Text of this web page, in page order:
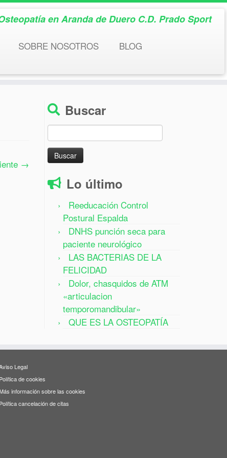
en Aranda de Duero C.D. Prado Sport
SOBRE NOSOTROS
BLOG
→
Buscar
Lo último
Reeducación Control
Postural Espalda
DNHS punción seca para
paciente neurológico
LAS BACTERIAS DE LA
FELICIDAD
Dolor, chasquidos de ATM
«articulacion
temporomandibular»
QUE ES LA OSTEOPATÍA
Legal
Política de cookies
información sobre las cookies
Política cancelación de citas